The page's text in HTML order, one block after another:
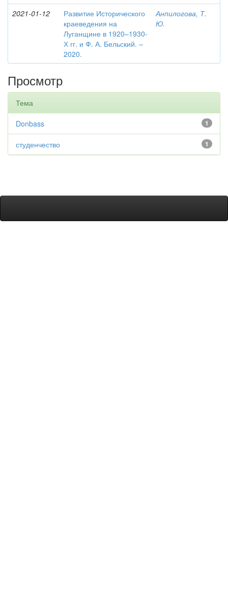
2021-01-12
Развитие Исторического
краеведения на
Луганщине в 1920–1930-
Х гг. и Ф. А. Бельский. –
2020.
Анпилогова, Т.
Ю.
Просмотр
Тема
1
Donbass
1
студенчество